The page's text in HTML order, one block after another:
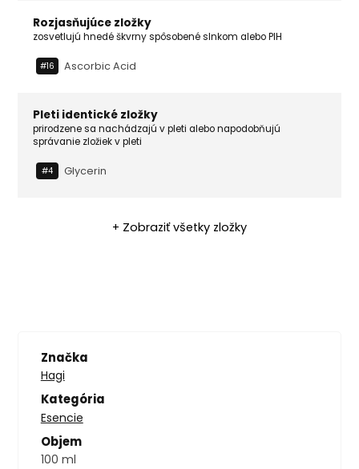
Rozjasňujúce zložky
zosvetlujú hnedé škvrny spôsobené slnkom alebo PIH
#16 Ascorbic Acid
Pleti identické zložky
prirodzene sa nachádzajú v pleti alebo napodobňujú
správanie zložiek v pleti
#4 Glycerin
+ Zobraziť všetky zložky
Značka
Hagi
Kategória
Esencie
Objem
100 ml